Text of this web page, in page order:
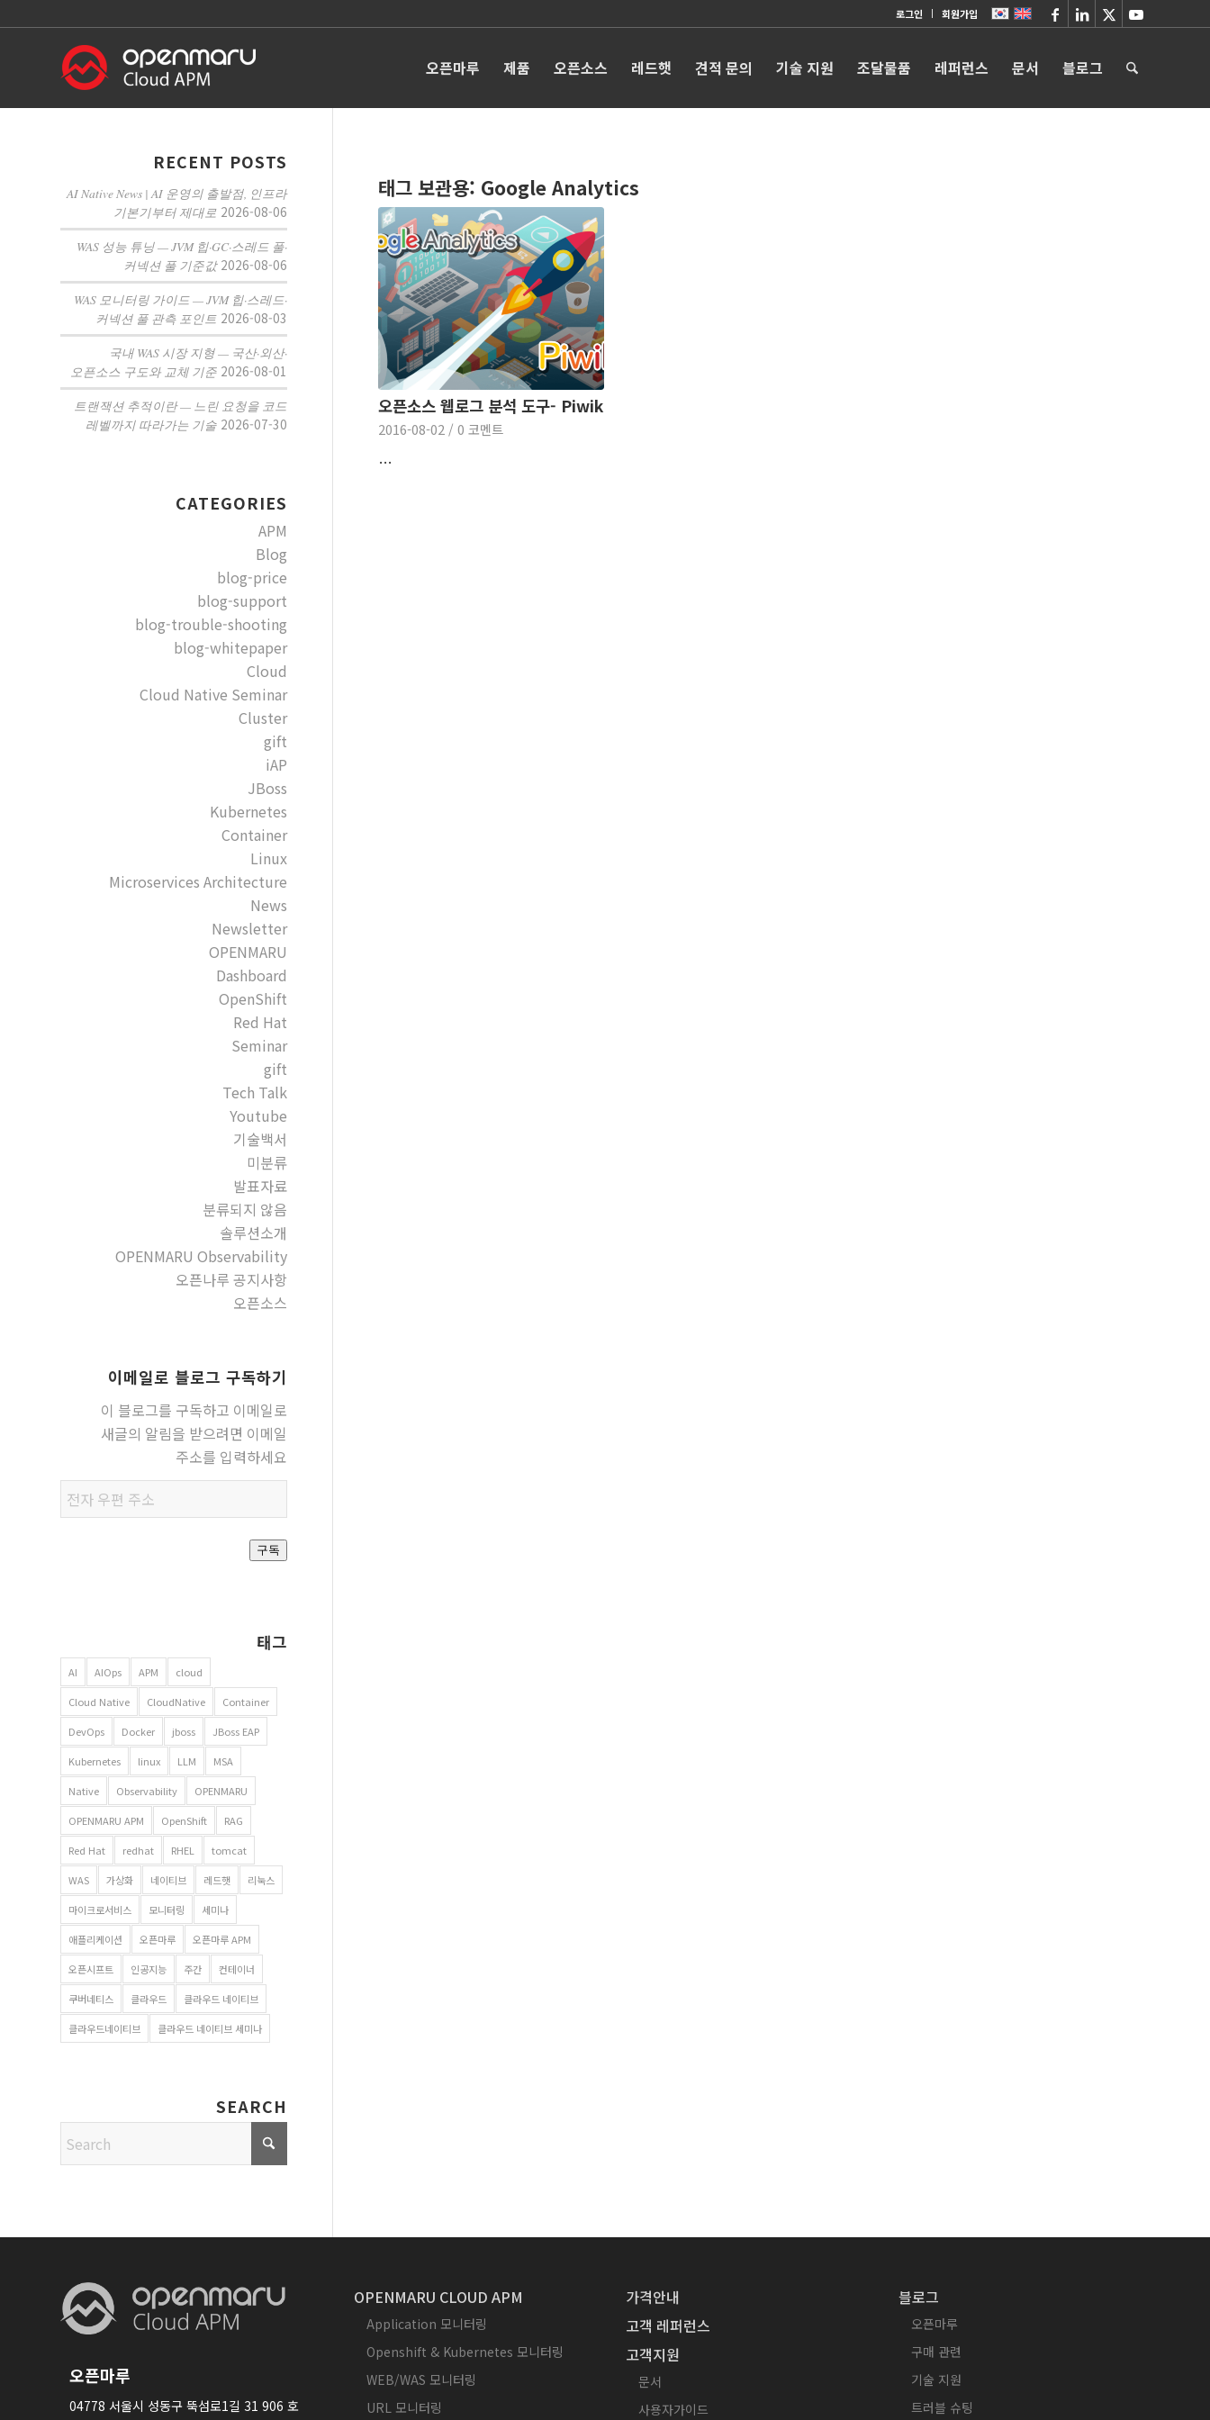
로그인 회원가입
오픈마루 제품 오픈소스 레드햇 견적 문의 기술 지원 조달물품 레퍼런스 문서 블로그
태그 보관용: Google Analytics
오픈소스 웹로그 분석 도구- Piwik
2016-08-02 / 0 코멘트
…
RECENT POSTS
AI Native News | AI 운영의 출발점, 인프라
기본기부터 제대로 2026-08-06
WAS 성능 튜닝 — JVM 힙·GC·스레드 풀·
커넥션 풀 기준값 2026-08-06
WAS 모니터링 가이드 — JVM 힙·스레드·
커넥션 풀 관측 포인트 2026-08-03
국내 WAS 시장 지형 — 국산·외산·
오픈소스 구도와 교체 기준 2026-08-01
트랜잭션 추적이란 — 느린 요청을 코드
레벨까지 따라가는 기술 2026-07-30
CATEGORIES
APM
Blog
blog-price
blog-support
blog-trouble-shooting
blog-whitepaper
Cloud
Cloud Native Seminar
Cluster
gift
iAP
JBoss
Kubernetes
Container
Linux
Microservices Architecture
News
Newsletter
OPENMARU
Dashboard
OpenShift
Red Hat
Seminar
gift
Tech Talk
Youtube
기술백서
미분류
발표자료
분류되지 않음
솔루션소개
OPENMARU Observability
오픈나루 공지사항
오픈소스
이메일로 블로그 구독하기
이 블로그를 구독하고 이메일로
새글의 알림을 받으려면 이메일
주소를 입력하세요
우편
주소
구독
태그
AI AIOps APM cloud
Cloud Native CloudNative Container
DevOps Docker jboss JBoss EAP
Kubernetes linux LLM MSA
Native Observability OPENMARU
OPENMARU APM OpenShift RAG
Red Hat redhat RHEL tomcat
WAS 가상화 네이티브 레드햇 리눅스
마이크로서비스 모니터링 세미나
애플리케이션 오픈마루 오픈마루 APM
오픈시프트 인공지능 주간 컨테이너
쿠버네티스 클라우드 클라우드 네이티브
클라우드네이티브 클라우드 네이티브 세미나
SEARCH
오픈마루
04778 서울시 성동구 뚝섬로1길 31 906 호
OPENMARU CLOUD APM
Application 모니터링
Openshift & Kubernetes 모니터링
WEB/WAS 모니터링
URL 모니터링
가격안내
고객 레퍼런스
고객지원
문서
사용자가이드
블로그
오픈마루
구매 관련
기술 지원
트러블 슈팅